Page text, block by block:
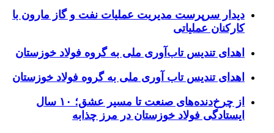
دیدار سرپرست مدیریت عملیات نفت و گاز مارون با
کارکنان عملیاتی
اهدای تندیس تاب‌آوری ملی به گروه فولاد خوزستان
اهدای تندیس تاب آوری ملی به گروه فولاد خوزستان
از چرخ‌دنده‌های صنعت تا مسیر عشق؛ ۱۰ سال
ایستادگی فولاد خوزستان در مرز چذابه